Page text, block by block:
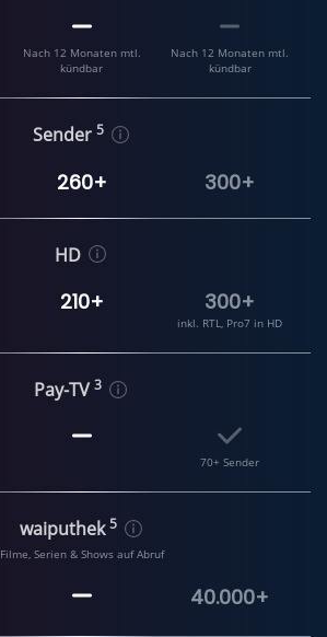
Nach 12 Monaten mtl.
kündbar
Nach 12 Monaten mtl.
kündbar
Sender 5
260+ 300+
HD
210+ 300+
inkl. RTL, Pro7 in HD
Pay-TV3
70+ Sender
waiputhek5
Filme, Serien & Shows auf Abruf
40.000+